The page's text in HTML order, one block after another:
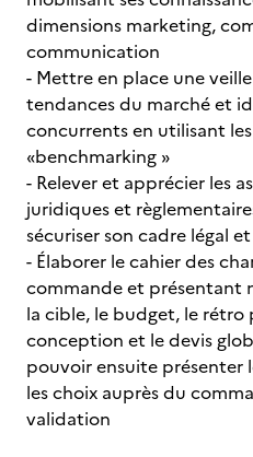
dimensions marketing,
communication
- Mettre en place une
tendances du marché et
concurrents en utilisant
«benchmarking »
- Relever et apprécier les
juridiques et
sécuriser son cadre légal
- Élaborer le cahier des
commande et présentant
la cible, le budget, le rétro
conception et le devis
pouvoir ensuite
les choix auprès du
validation